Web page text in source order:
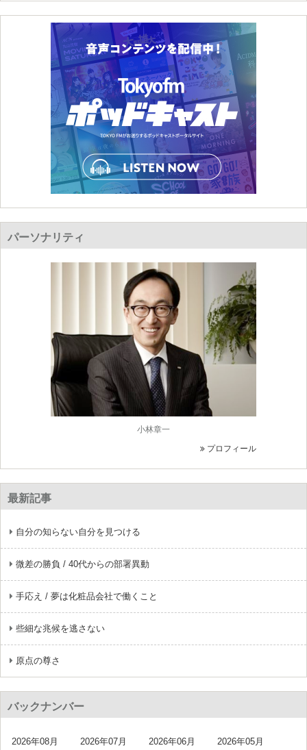
パーソナリティ
小林章一
プロフィール
最新記事
自分の知らない自分を見つける
微差の勝負 / 40代からの部署異動
手応え / 夢は化粧品会社で働くこと
些細な兆候を逃さない
原点の尊さ
バックナンバー
2026年08月 2026年07月 2026年06月 2026年05月